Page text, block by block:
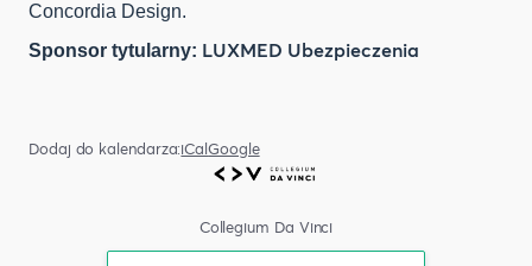
Concordia Design.
Sponsor tytularny: LUXMED Ubezpieczenia
Dodaj do kalendarza:iCalGoogle
Collegium Da Vinci